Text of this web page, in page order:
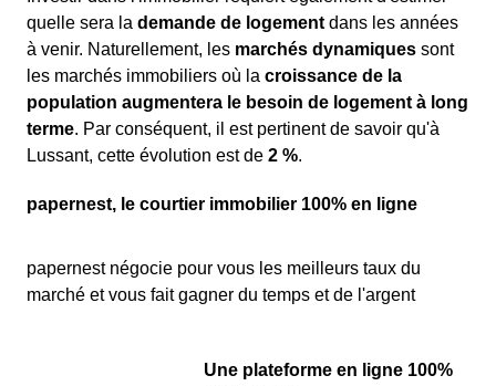
quelle sera la demande de logement dans les années
à venir. Naturellement, les marchés dynamiques sont
les marchés immobiliers où la croissance de la
population augmentera le besoin de logement à long
terme. Par conséquent, il est pertinent de savoir qu'à
Lussant, cette évolution est de 2 %.
papernest, le courtier immobilier 100% en ligne
papernest négocie pour vous les meilleurs taux du
marché et vous fait gagner du temps et de l'argent
Une plateforme en ligne 100%